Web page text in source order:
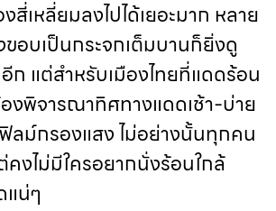
สี่เหลี่ยมลงไปได้เยอะมาก หลาย
อบเป็นกระจกเต็มบานก็ยิ่งดู
อีก แต่สำหรับเมืองไทยที่แดดร้อน
พิจารณาทิศทางแดดเช้า-บ่าย
ลม์กรองแสง ไม่อย่างนั้นทุกคน
คงไม่มีใครอยากนั่งร้อนใกล้
แน่ๆ